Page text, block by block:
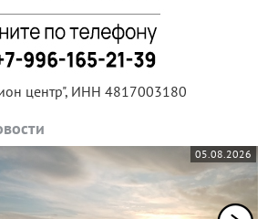
центр", ИНН 4817003180
05.08.2026